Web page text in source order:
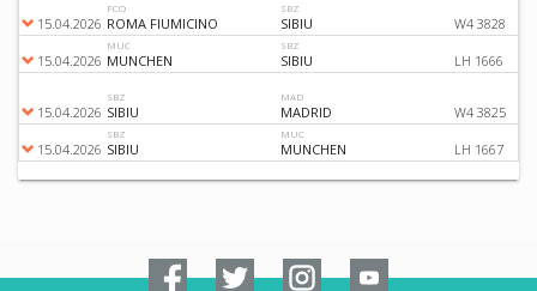
15.04.2026
FCO
ROMA FIUMICINO
SBZ
SIBIU W4 3828
15.04.2026
MUC
MUNCHEN
SBZ
SIBIU LH 1666
15.04.2026
SBZ
SIBIU
MAD
MADRID W4 3825
15.04.2026
SBZ
SIBIU
MUC
MUNCHEN LH 1667